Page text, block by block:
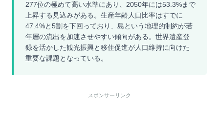
277位の極めて高い水準にあり、2050年には53.3%まで
上昇する見込みがある。生産年齢人口比率はすでに
47.4%と5割を下回っており、島という地理的制約が若
年層の流出を加速させやすい傾向がある。世界遺産登
録を活かした観光振興と移住促進が人口維持に向けた
重要な課題となっている。
スポンサーリンク